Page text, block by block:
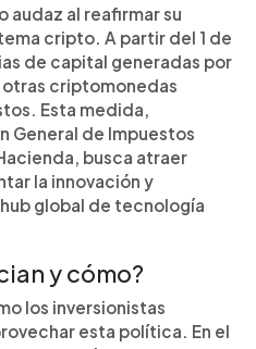
2026, El Salvador
sobre las ganancias
transacciones en
Esta política fiscal,
de Hacienda, busca
competitivo para
extranjeros que
estarán exentos
vinculado a esas
suma a la estrategia
e impulsa
interesada en invertir
audaz al reafirmar su
cripto. A partir del 1 de
de capital generadas por
criptomonedas
Esta medida,
General de Impuestos
busca atraer
la innovación y
global de tecnología
y cómo?
los inversionistas
esta política. En el